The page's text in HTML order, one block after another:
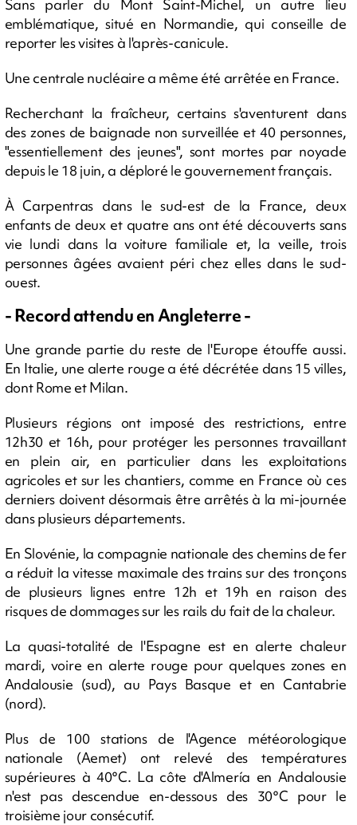
Sans parler du Mont Saint-Michel, un autre lieu
emblématique, situé en Normandie, qui conseille de
reporter les visites à l'après-canicule.
Une centrale nucléaire a même été arrêtée en France.
Recherchant la fraîcheur, certains s'aventurent dans
des zones de baignade non surveillée et 40 personnes,
"essentiellement des jeunes", sont mortes par noyade
depuis le 18 juin, a déploré le gouvernement français.
À Carpentras dans le sud-est de la France, deux
enfants de deux et quatre ans ont été découverts sans
vie lundi dans la voiture familiale et, la veille, trois
personnes âgées avaient péri chez elles dans le sud-
ouest.
- Record attendu en Angleterre -
Une grande partie du reste de l'Europe étouffe aussi.
En Italie, une alerte rouge a été décrétée dans 15 villes,
dont Rome et Milan.
Plusieurs régions ont imposé des restrictions, entre
12h30 et 16h, pour protéger les personnes travaillant
en plein air, en particulier dans les exploitations
agricoles et sur les chantiers, comme en France où ces
derniers doivent désormais être arrêtés à la mi-journée
dans plusieurs départements.
En Slovénie, la compagnie nationale des chemins de fer
a réduit la vitesse maximale des trains sur des tronçons
de plusieurs lignes entre 12h et 19h en raison des
risques de dommages sur les rails du fait de la chaleur.
La quasi-totalité de l'Espagne est en alerte chaleur
mardi, voire en alerte rouge pour quelques zones en
Andalousie (sud), au Pays Basque et en Cantabrie
(nord).
Plus de 100 stations de l'Agence météorologique
nationale (Aemet) ont relevé des températures
supérieures à 40°C. La côte d'Almería en Andalousie
n'est pas descendue en-dessous des 30°C pour le
troisième jour consécutif.